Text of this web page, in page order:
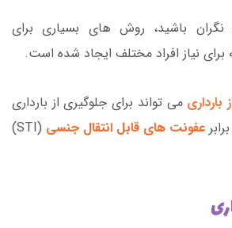
باشید، روش های بسیاری برای
برای نیاز افراد مختلف ایجاد شده است.
می تواند برای جلوگیری از بارداری
عفونت های قابل انتقال جنسی
(STI)